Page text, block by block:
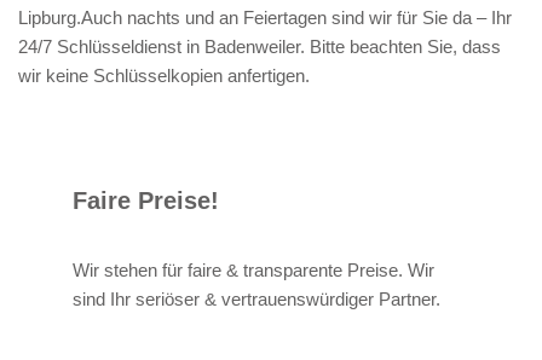
Lipburg.Auch nachts und an Feiertagen sind wir für Sie da – Ihr
24/7 Schlüsseldienst in Badenweiler. Bitte beachten Sie, dass
wir keine Schlüsselkopien anfertigen.
Faire Preise!
Wir stehen für faire & transparente Preise. Wir
sind Ihr seriöser & vertrauenswürdiger Partner.